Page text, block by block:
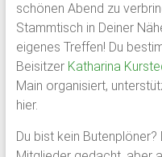
schönen Abend zu
Stammtisch in Deiner
eigenes Treffen! Du
Beisitzer Katharina
Main organisiert,
hier.
Du bist kein